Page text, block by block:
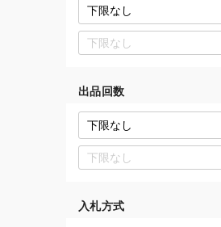
出品回数
入札方式